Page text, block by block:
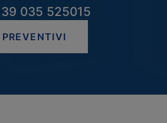
035 525015